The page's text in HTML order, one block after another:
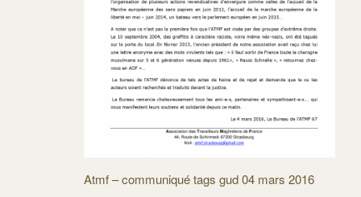
Atmf – communiqué tags gud 04 mars 2016